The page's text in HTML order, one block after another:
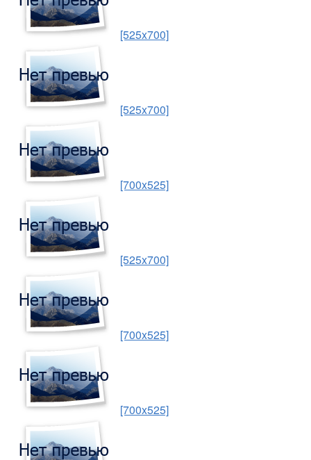
[525x700]
[525x700]
[700x525]
[525x700]
[700x525]
[700x525]